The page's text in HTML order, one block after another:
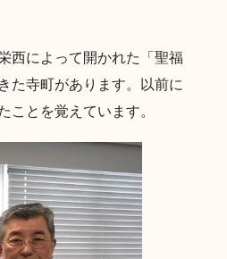
西によって開かれた「聖福
た寺町があります。以前に
ことを覚えています。